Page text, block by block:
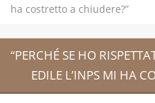
ha costretto a chiudere?”
“PERCHÉ SE HO
EDILE L’INPS MI HA